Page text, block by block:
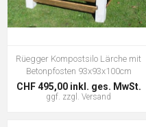
Rüegger Kompostsilo Lärche mit
Betonpfosten 93x93x100cm
CHF 495,00 inkl. ges. MwSt.
ggf. zzgl. Versand